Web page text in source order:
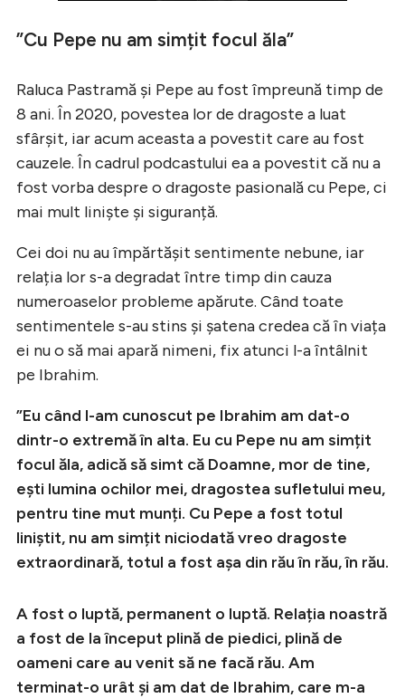
”Cu Pepe nu am simțit focul ăla”
Raluca Pastramă și Pepe au fost împreună timp de
8 ani. În 2020, povestea lor de dragoste a luat
sfârșit, iar acum aceasta a povestit care au fost
cauzele. În cadrul podcastului ea a povestit că nu a
fost vorba despre o dragoste pasională cu Pepe, ci
mai mult liniște și siguranță.
Cei doi nu au împărtășit sentimente nebune, iar
relația lor s-a degradat între timp din cauza
numeroaselor probleme apărute. Când toate
sentimentele s-au stins și șatena credea că în viața
ei nu o să mai apară nimeni, fix atunci l-a întâlnit
pe Ibrahim.
”Eu când l-am cunoscut pe Ibrahim am dat-o
dintr-o extremă în alta. Eu cu Pepe nu am simțit
focul ăla, adică să simt că Doamne, mor de tine,
ești lumina ochilor mei, dragostea sufletului meu,
pentru tine mut munți. Cu Pepe a fost totul
liniștit, nu am simțit niciodată vreo dragoste
extraordinară, totul a fost așa din rău în rău, în rău.
A fost o luptă, permanent o luptă. Relația noastră
a fost de la început plină de piedici, plină de
oameni care au venit să ne facă rău. Am
terminat-o urât și am dat de Ibrahim, care m-a